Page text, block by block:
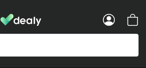
Dealy - Capas e acessórios para